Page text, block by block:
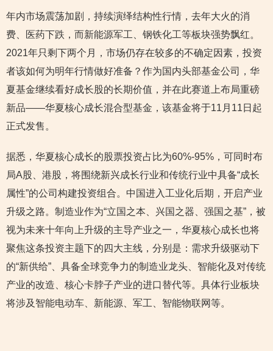
年内市场震荡加剧，持续演绎结构性行情，去年大火的消
费、医药下跌，而新能源军工、钢铁化工等板块强势飘红。
2021年只剩下两个月，市场仍存在较多的不确定因素，投资
者该如何为明年行情做好准备？作为国内头部基金公司，华
夏基金继续看好成长股的长期价值，并在此赛道上布局重磅
新品——华夏核心成长混合型基金，该基金将于11月11日起
正式发售。
据悉，华夏核心成长的股票投资占比为60%-95%，可同时布
局A股、港股，将围绕新兴成长行业和传统行业中具备“成长
属性”的公司构建投资组合。中国进入工业化后期，开启产业
升级之路。制造业作为“立国之本、兴国之器、强国之基”，被
视为未来十年向上升级的主导产业之一，华夏核心成长也将
聚焦这条投资主题下的四大主线，分别是：需求升级驱动下
的“新供给”、具备全球竞争力的制造业龙头、智能化及对传统
产业的改造、核心卡脖子产业的进口替代等。具体行业板块
将涉及智能电动车、新能源、军工、智能物联网等。